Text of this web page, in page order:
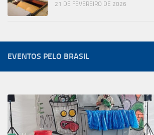
21 DE FEVEREIRO DE 2026
EVENTOS PELO BRASIL